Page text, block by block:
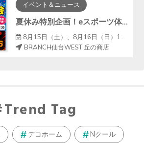
イベント＆ニュース
夏休み特別企画！eスポーツ体験会 in ブランチ仙台
8月15日（土）、8月16日（日）12:00～16:30
BRANCH仙台WEST 丘の商店
Trend Tag
デコホーム Nクール